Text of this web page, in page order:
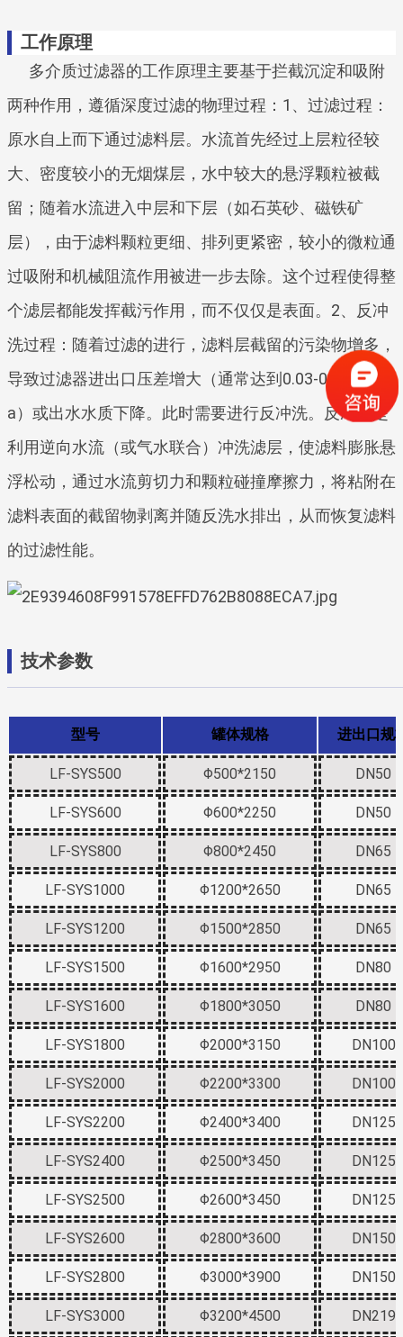
工作原理
多介质过滤器的工作原理主要基于拦截沉淀和吸附
两种作用，遵循深度过滤的物理过程：1、过滤过程：
原水自上而下通过滤料层。水流首先经过上层粒径较
大、密度较小的无烟煤层，水中较大的悬浮颗粒被截
留；随着水流进入中层和下层（如石英砂、磁铁矿
层），由于滤料颗粒更细、排列更紧密，较小的微粒通
过吸附和机械阻流作用被进一步去除。这个过程使得整
个滤层都能发挥截污作用，而不仅仅是表面。2、反冲
洗过程：随着过滤的进行，滤料层截留的污染物增多，
导致过滤器进出口压差增大（通常达到0.03-0.05Mp
a）或出水水质下降。此时需要进行反冲洗。反冲洗是
利用逆向水流（或气水联合）冲洗滤层，使滤料膨胀悬
浮松动，通过水流剪切力和颗粒碰撞摩擦力，将粘附在
滤料表面的截留物剥离并随反洗水排出，从而恢复滤料
的过滤性能。
技术参数
型号 罐体规格 进出口规
LF-SYS500 Φ500*2150 DN50
LF-SYS600 Φ600*2250 DN50
LF-SYS800 Φ800*2450 DN65
LF-SYS1000 Φ1200*2650 DN65
LF-SYS1200 Φ1500*2850 DN65
LF-SYS1500 Φ1600*2950 DN80
LF-SYS1600 Φ1800*3050 DN80
LF-SYS1800 Φ2000*3150 DN100
LF-SYS2000 Φ2200*3300 DN100
LF-SYS2200 Φ2400*3400 DN125
LF-SYS2400 Φ2500*3450 DN125
LF-SYS2500 Φ2600*3450 DN125
LF-SYS2600 Φ2800*3600 DN150
LF-SYS2800 Φ3000*3900 DN150
LF-SYS3000 Φ3200*4500 DN219